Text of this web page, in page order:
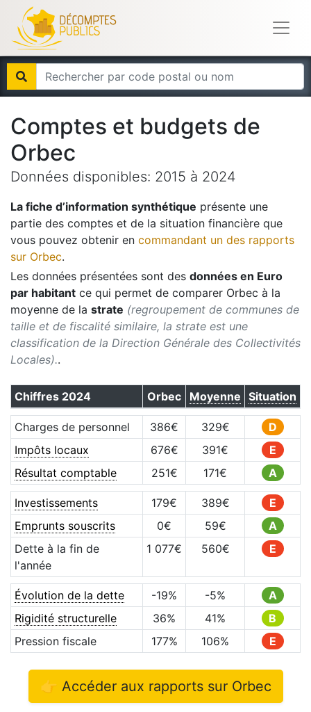
Comptes et budgets de
Orbec
Données disponibles: 2015 à 2024
La fiche d’information synthétique présente une
partie des comptes et de la situation financière que
vous pouvez obtenir en commandant un des rapports
sur Orbec.
Les données présentées sont des données en Euro
par habitant ce qui permet de comparer Orbec à la
moyenne de la strate (regroupement de communes de
taille et de fiscalité similaire, la strate est une
classification de la Direction Générale des Collectivités
Locales)..
Chiffres 2024 Orbec Moyenne Situation
Charges de personnel 386€ 329€
D
Impôts locaux
676€ 391€
E
Résultat comptable
251€ 171€ A
Investissements 179€ 389€
E
Emprunts souscrits
0€ 59€
A
Dette à la fin de
l'année
1 077€ 560€ E
Évolution de la dette -19% -5%
A
Rigidité structurelle
36% 41%
B
Pression fiscale
177% 106% E
👉 Accéder aux rapports sur Orbec